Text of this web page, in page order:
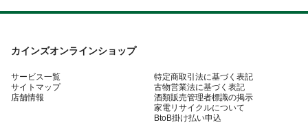
カインズオンラインショップ
サービス一覧
サイトマップ
店舗情報
特定商取引法に基づく表記
古物営業法に基づく表記
酒類販売管理者標識の掲示
家電リサイクルについて
BtoB掛け払い申込